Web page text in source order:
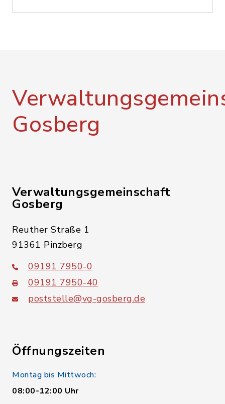
Gosberg
Verwaltungsgemeinschaft
Gosberg
Reuther Straße 1
91361 Pinzberg
09191 7950-0
09191 7950-40
poststelle@vg-gosberg.de
Öffnungszeiten
Montag bis Mittwoch:
08:00-12:00 Uhr